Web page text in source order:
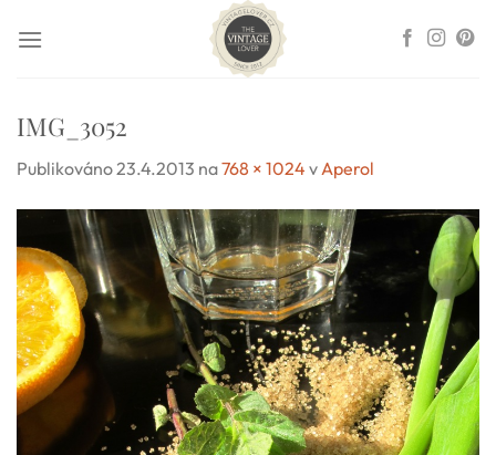
IMG_3052
Publikováno23.4.2013 na768 × 1024 vAperol